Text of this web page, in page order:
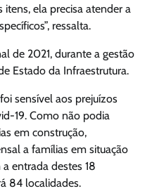
ela precisa atender a
ressalta.
de 2021, durante a gestão
Estado da Infraestrutura.
sensível aos prejuízos
19. Como não podia
em construção,
a famílias em situação
entrada destes 18
84 localidades.